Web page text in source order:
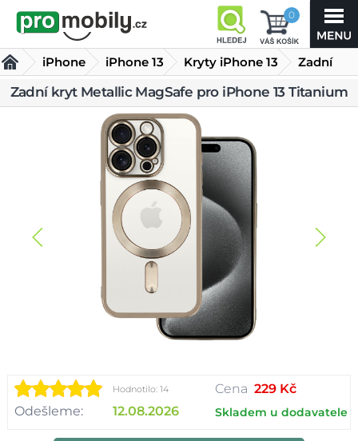
0
iPhone iPhone 13 Kryty iPhone 13
Zadní
kryt
Metallic MagSafe pro iPhone 13 Titanium
Zadní kryt Metallic MagSafe pro iPhone 13 Titanium
Hodnotilo: 14
Odešleme: 12.08.2026
Cena 229 Kč
Skladem u dodavatele